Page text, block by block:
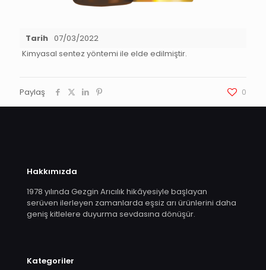
Tarih 07/03/2022
Kimyasal sentez yöntemi ile elde edilmiştir.
Paylaş 0
Hakkımızda
1978 yılında Gezgin Arıcılık hikâyesiyle başlayan
serüven ilerleyen zamanlarda eşsiz arı ürünlerini daha
geniş kitlelere duyurma sevdasına dönüşür.
Kategoriler